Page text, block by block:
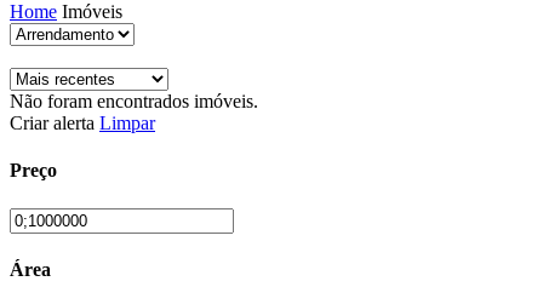
Home Imóveis
Não foram encontrados imóveis.
Criar alerta Limpar
Preço
Área